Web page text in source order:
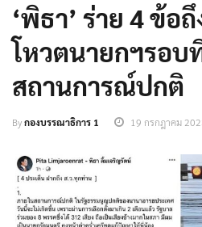
‘พิธา’ ร่าย 4 ข้อ
โหวตนายกฯรอบ
สถานการณ์ปกติ
Byกองบรรณาธิการ 1 19 กรกฎาคม